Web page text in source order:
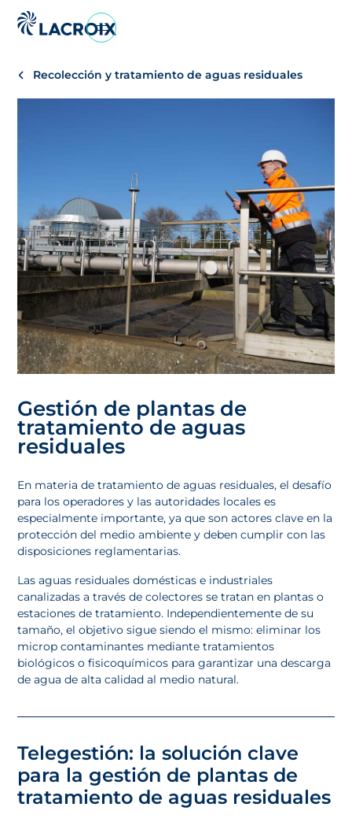
página
Recolección y tratamiento de aguas residuales
Gestión de plantas de
tratamiento de aguas
residuales
En materia de tratamiento de aguas residuales, el desafío
para los operadores y las autoridades locales es
especialmente importante, ya que son actores clave en la
protección del medio ambiente y deben cumplir con las
disposiciones reglamentarias.
Las aguas residuales domésticas e industriales
canalizadas a través de colectores se tratan en plantas o
estaciones de tratamiento. Independientemente de su
tamaño, el objetivo sigue siendo el mismo: eliminar los
microp contaminantes mediante tratamientos
biológicos o fisicoquímicos para garantizar una descarga
de agua de alta calidad al medio natural.
Telegestión: la solución clave
para la gestión de plantas de
tratamiento de aguas residuales